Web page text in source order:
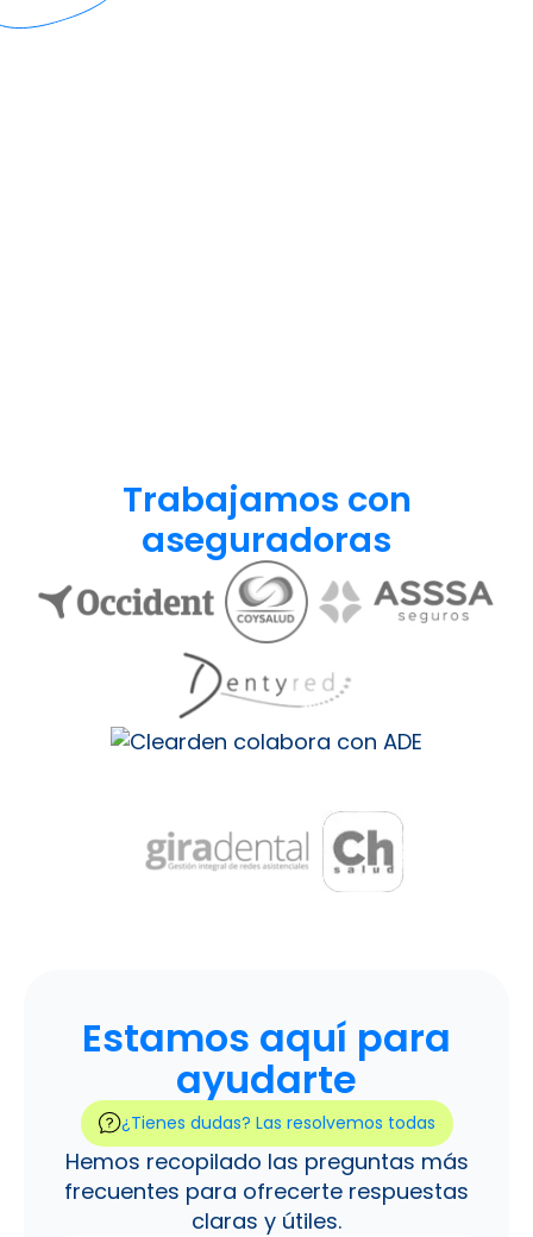
Trabajamos con
aseguradoras
Estamos aquí para
ayudarte
¿Tienes dudas? Las resolvemos todas
Hemos recopilado las preguntas más
frecuentes para ofrecerte respuestas
claras y útiles.